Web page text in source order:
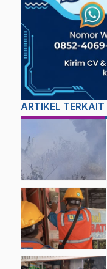
ARTIKEL TERKAIT